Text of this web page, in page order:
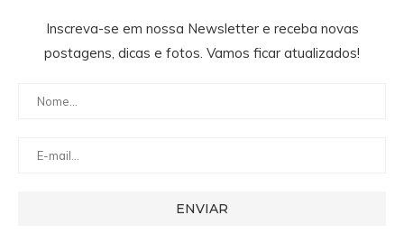
Inscreva-se em nossa Newsletter e receba novas
postagens, dicas e fotos. Vamos ficar atualizados!